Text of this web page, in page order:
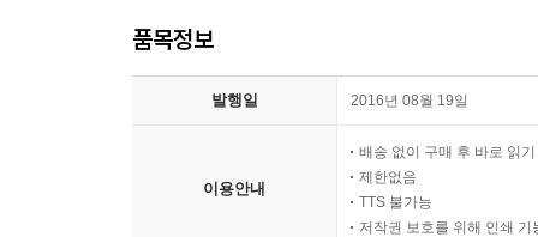
품목정보
발행일 2016년 08월 19일
이용안내
배송 없이 구매 후 바로 읽기
제한없음
TTS 불가능
저작권 보호를 위해 인쇄 기